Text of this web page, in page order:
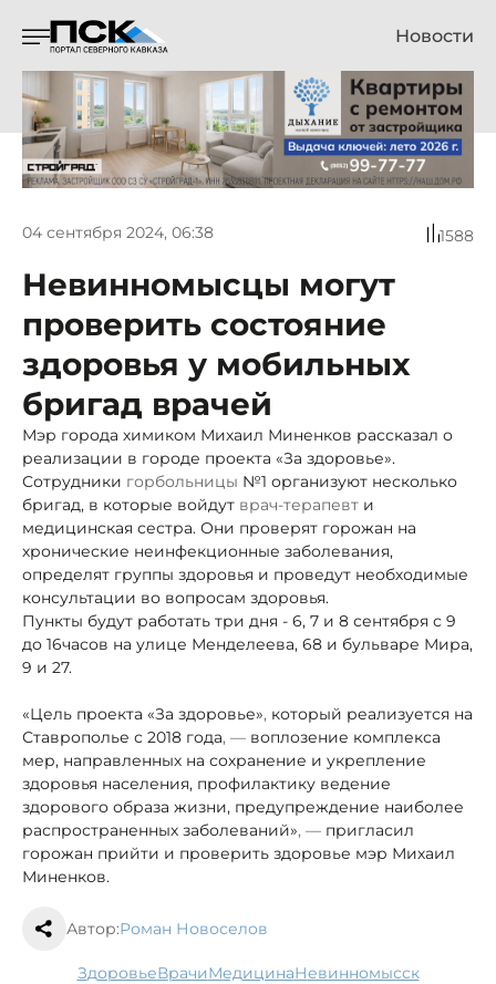
Новости
04 сентября 2024, 06:38 1588
Невинномысцы могут
проверить состояние
здоровья у мобильных
бригад врачей
Мэр города химиком Михаил Миненков рассказал о
реализации в городе проекта «За здоровье».
Сотрудники горбольницы №1 организуют несколько
бригад, в которые войдут врач-терапевт и
медицинская сестра. Они проверят горожан на
хронические неинфекционные заболевания,
определят группы здоровья и проведут необходимые
консультации во вопросам здоровья.
Пункты будут работать три дня - 6, 7 и 8 сентября с 9
до 16часов на улице Менделеева, 68 и бульваре Мира,
9 и 27.
«Цель проекта «За здоровье», который реализуется на
Ставрополье с 2018 года, — воплозение комплекса
мер, направленных на сохранение и укрепление
здоровья населения, профилактику ведение
здорового образа жизни, предупреждение наиболее
распространенных заболеваний», — пригласил
горожан прийти и проверить здоровье мэр Михаил
Миненков.
Автор:Роман Новоселов
здоровье врачи медицина Невинномысск